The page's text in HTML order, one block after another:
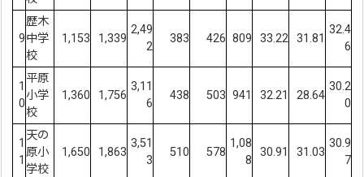
9
歴木
中学
校
1,153 1,339
2,49
2
383 426 809 33.22 31.81
32.4
6
1
0
平原
小学
校
1,360 1,756
3,11
6
438 503 941 32.21 28.64
30.2
0
1
1
天の
原小
学校
1,650 1,863
3,51
3
510 578
1,08
8
30.91 31.03
30.9
7